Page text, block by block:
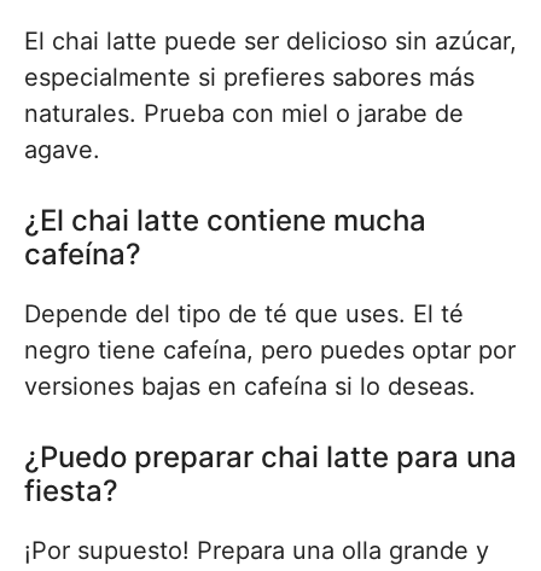
El chai latte puede ser delicioso sin azúcar,
especialmente si prefieres sabores más
naturales. Prueba con miel o jarabe de
agave.
¿El chai latte contiene mucha
cafeína?
Depende del tipo de té que uses. El té
negro tiene cafeína, pero puedes optar por
versiones bajas en cafeína si lo deseas.
¿Puedo preparar chai latte para una
fiesta?
¡Por supuesto! Prepara una olla grande y